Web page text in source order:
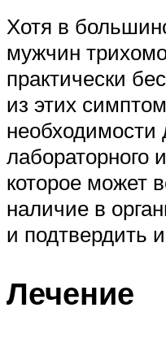
Хотя в
мужчин
практически
из этих
необходимости
лабораторного
которое может
наличие в
и подтвердить
Лечение